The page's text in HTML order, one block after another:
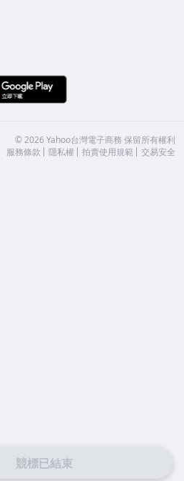
競標已結束
©2026 Yahoo台灣電子商務 保留所有權利
服務條款
隱私權 拍賣使用規範 交易安全